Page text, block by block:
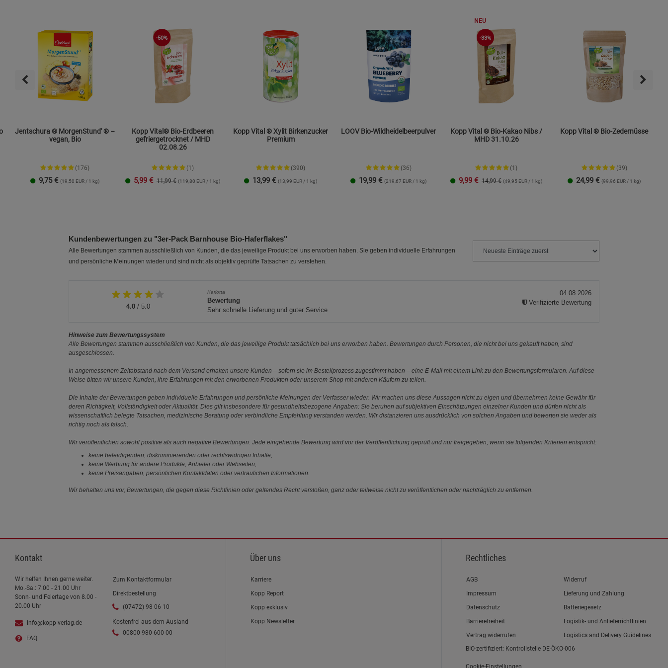
Jentschura ® MorgenStund' ® –
vegan, Bio
(176)
9,75 € (19,50 EUR / 1 kg)
-50%
Kopp Vital® Bio-Erdbeeren
gefriergetrocknet / MHD
02.08.26
(1)
5,99 € 11,99 € (119,80 EUR / 1 kg)
Kopp Vital ® Xylit Birkenzucker
Premium
(390)
13,99 € (13,99 EUR / 1 kg)
LOOV Bio-Wildheidelbeerpulver
(36)
19,99 € (219,67 EUR / 1 kg)
NEU
-33%
Kopp Vital ® Bio-Kakao Nibs /
MHD 31.10.26
(1)
9,99 € 14,99 € (49,95 EUR / 1 kg)
Kopp Vital ® Bio-Zedernüsse
(39)
24,99 € (99,96 EUR / 1 kg)
Kundenbewertungen zu "3er-Pack Barnhouse Bio-Haferflakes"
Alle Bewertungen stammen ausschließlich von Kunden, die das jeweilige Produkt bei uns erworben haben. Sie geben individuelle Erfahrungen
und persönliche Meinungen wieder und sind nicht als objektiv geprüfte Tatsachen zu verstehen.
4.0/ 5.0
Karlotta
Bewertung
Sehr schnelle Lieferung und guter Service
04.08.2026
Verifizierte Bewertung
Hinweise zum Bewertungssystem
Alle Bewertungen stammen ausschließlich von Kunden, die das jeweilige Produkt tatsächlich bei uns erworben haben. Bewertungen durch Personen, die nicht bei uns gekauft haben, sind
ausgeschlossen.
In angemessenem Zeitabstand nach dem Versand erhalten unsere Kunden – sofern sie im Bestellprozess zugestimmt haben – eine E-Mail mit einem Link zu den Bewertungsformularen. Auf diese
Weise bitten wir unsere Kunden, ihre Erfahrungen mit den erworbenen Produkten oder unserem Shop mit anderen Käufern zu teilen.
Die Inhalte der Bewertungen geben individuelle Erfahrungen und persönliche Meinungen der Verfasser wieder. Wir machen uns diese Aussagen nicht zu eigen und übernehmen keine Gewähr für
deren Richtigkeit, Vollständigkeit oder Aktualität. Dies gilt insbesondere für gesundheitsbezogene Angaben: Sie beruhen auf subjektiven Einschätzungen einzelner Kunden und dürfen nicht als
wissenschaftlich belegte Tatsachen, medizinische Beratung oder verbindliche Empfehlung verstanden werden. Wir distanzieren uns ausdrücklich von solchen Angaben und bewerten sie weder als
richtig noch als falsch.
Wir veröffentlichen sowohl positive als auch negative Bewertungen. Jede eingehende Bewertung wird vor der Veröffentlichung geprüft und nur freigegeben, wenn sie folgenden Kriterien entspricht:
keine beleidigenden, diskriminierenden oder rechtswidrigen Inhalte,
keine Werbung für andere Produkte, Anbieter oder Webseiten,
keine Preisangaben, persönlichen Kontaktdaten oder vertraulichen Informationen.
Wir behalten uns vor, Bewertungen, die gegen diese Richtlinien oder geltendes Recht verstoßen, ganz oder teilweise nicht zu veröffentlichen oder nachträglich zu entfernen.
Kontakt
Wir helfen Ihnen gerne weiter.
Mo.-Sa.: 7.00 - 21.00 Uhr
Sonn- und Feiertage von 8.00 -
20.00 Uhr
info@kopp-verlag.de
FAQ
Zum Kontaktformular
Direktbestellung
(07472) 98 06 10
Kostenfrei aus dem Ausland
00800 980 600 00
Über uns
Karriere
Kopp Report
Kopp exklusiv
Kopp Newsletter
Rechtliches
Link zum/zur
AGB
Link zum/zur
Impressum
Link zum/zur
Datenschutz
Link zum/zur
Barrierefreiheit
Vertrag widerrufen
Widerruf
Lieferung und Zahlung
Batteriegesetz
Logistik- und Anlieferrichtlinien
Logistics and Delivery Guidelines
BIO-zertifiziert: Kontrollstelle DE-ÖKO-006
Marketing Cookies (3) Marketing Cookies
Beschreibung Marketing Cookies
Cookie-Informationen
Datenschutzerklärung